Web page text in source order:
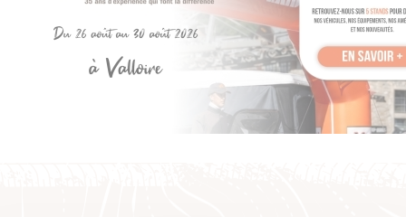
véhicule et amélioreront ses performances.
Caractéristiques des barres de torsion :
Construites avec le meilleur acier pour suspension et
recouvertes d’une finition époxy contre la corrosion.
Etirées et forgées pour une solidité maximale.